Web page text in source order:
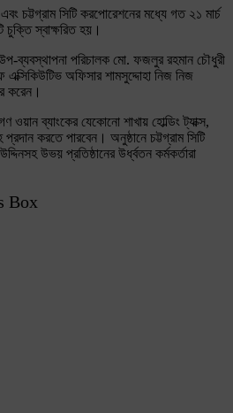
চট্টগ্রাম সিটি করপোরেশনের মধ্যে গত ২১ মার্চ
স্বাক্ষরিত হয়।
ব্যবস্থাপনা পরিচালক মো. ফজলুর রহমান চৌধুরী
এক্সিকিউটিভ অফিসার শামসুদ্দোহা নিজ নিজ
করেন।
ওয়ান ব্যাংকের যেকোনো শাখায় হোল্ডিং ট্যাক্স,
করতে পারবেন। অনুষ্ঠানে চট্টগ্রাম সিটি
উভয় প্রতিষ্ঠানের উর্ধ্বতন কর্মকর্তারা
Box